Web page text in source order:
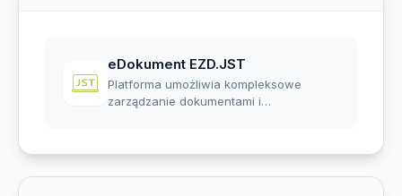
eDokument EZD.JST
Platforma umożliwia kompleksowe
zarządzanie dokumentami i